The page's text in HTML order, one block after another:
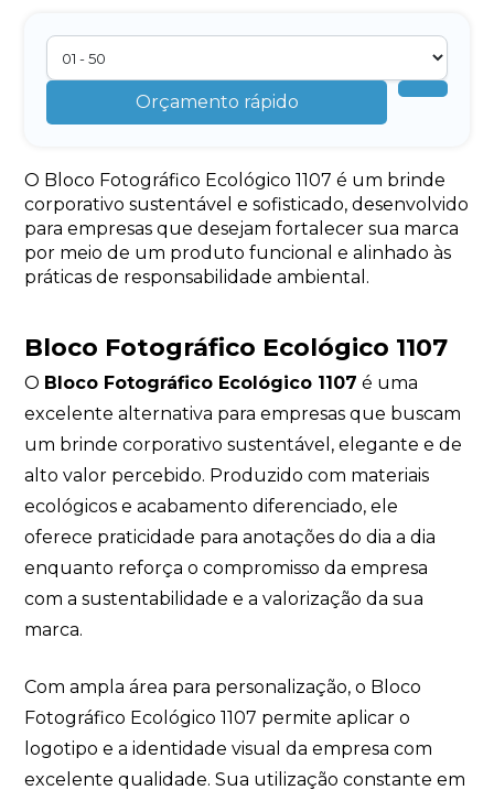
Orçamento rápido
O Bloco Fotográfico Ecológico 1107 é um brinde
corporativo sustentável e sofisticado, desenvolvido
para empresas que desejam fortalecer sua marca
por meio de um produto funcional e alinhado às
práticas de responsabilidade ambiental.
Bloco Fotográfico Ecológico 1107
O Bloco Fotográfico Ecológico 1107 é uma
excelente alternativa para empresas que buscam
um brinde corporativo sustentável, elegante e de
alto valor percebido. Produzido com materiais
ecológicos e acabamento diferenciado, ele
oferece praticidade para anotações do dia a dia
enquanto reforça o compromisso da empresa
com a sustentabilidade e a valorização da sua
marca.
Com ampla área para personalização, o Bloco
Fotográfico Ecológico 1107 permite aplicar o
logotipo e a identidade visual da empresa com
excelente qualidade. Sua utilização constante em